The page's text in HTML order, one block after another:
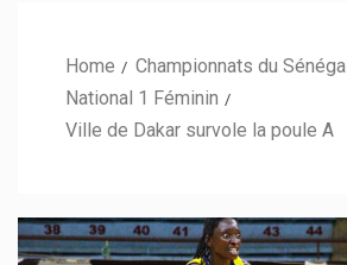
Home
Championnats du Sénégal
National 1 Féminin
Ville de Dakar survole la poule A